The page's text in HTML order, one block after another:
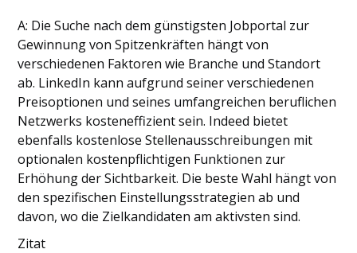
A: Die Suche nach dem günstigsten Jobportal zur
Gewinnung von Spitzenkräften hängt von
verschiedenen Faktoren wie Branche und Standort
ab. LinkedIn kann aufgrund seiner verschiedenen
Preisoptionen und seines umfangreichen beruflichen
Netzwerks kosteneffizient sein. Indeed bietet
ebenfalls kostenlose Stellenausschreibungen mit
optionalen kostenpflichtigen Funktionen zur
Erhöhung der Sichtbarkeit. Die beste Wahl hängt von
den spezifischen Einstellungsstrategien ab und
davon, wo die Zielkandidaten am aktivsten sind.
Zitat